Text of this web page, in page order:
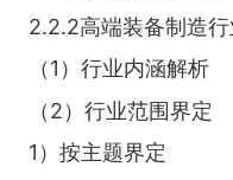
2.2.2高端装备制造
（1）行业内涵解析
（2）行业范围界定
1）按主题界定